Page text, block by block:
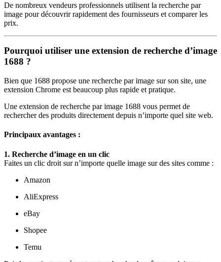
De nombreux vendeurs professionnels utilisent la recherche par
image pour découvrir rapidement des fournisseurs et comparer les
prix.
Pourquoi utiliser une extension de recherche d’image
1688 ?
Bien que 1688 propose une recherche par image sur son site, une
extension Chrome est beaucoup plus rapide et pratique.
Une extension de recherche par image 1688 vous permet de
rechercher des produits directement depuis n’importe quel site web.
Principaux avantages :
1. Recherche d’image en un clic
Faites un clic droit sur n’importe quelle image sur des sites comme :
Amazon
AliExpress
eBay
Shopee
Temu